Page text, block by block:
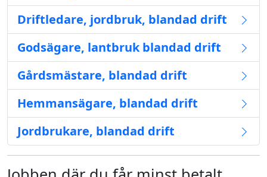
Driftledare, jordbruk, blandad drift
Godsägare, lantbruk blandad drift
Gårdsmästare, blandad drift
Hemmansägare, blandad drift
Jordbrukare, blandad drift